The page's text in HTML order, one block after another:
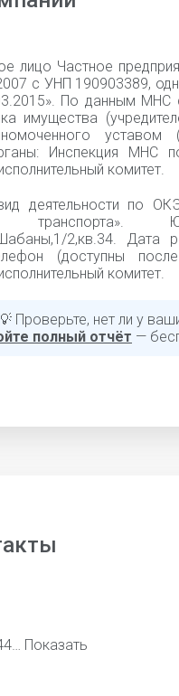
лицо Частное
с УНП 190903389,
По данным МНС
имущества
уставом
Инспекция МНС
комитет.
деятельности по
транспорта».
2,кв.34. Дата
(доступны
комитет.
Проверьте, нет ли у
полный отчёт —
Показать